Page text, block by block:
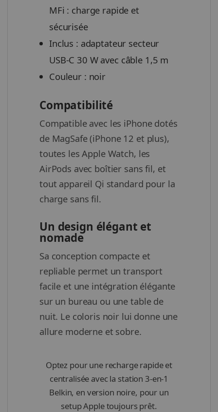
MFi : charge rapide et
sécurisée
Inclus : adaptateur secteur
USB-C 30 W avec câble 1,5 m
Couleur : noir
Compatibilité
Compatible avec les iPhone dotés
de MagSafe (iPhone 12 et plus),
toutes les Apple Watch, les
AirPods avec boîtier sans fil, et
tout appareil Qi standard pour la
charge sans fil.
Un design élégant et
nomade
Sa conception compacte et
repliable permet un transport
facile et une intégration élégante
sur un bureau ou une table de
nuit. Le coloris noir lui donne une
allure moderne et sobre.
Optez pour une recharge rapide et
centralisée avec la station 3-en-1
Belkin, en version noire, pour un
setup Apple toujours prêt.